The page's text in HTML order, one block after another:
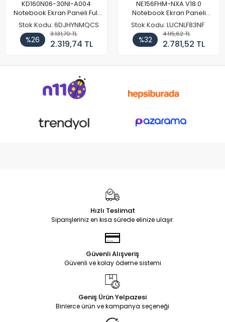
KD160N06-30NI-A004
Notebook Ekran Paneli Full
HD
Stok Kodu: 6DJHYNMQCS
%26
3.131,70 TL
2.319,74 TL
NE156FHM-NXA V18.0
Notebook Ekran Paneli
144Hz
Stok Kodu: LUCNLF83NF
%32
4.115,62 TL
2.781,52 TL
Hızlı Teslimat
Siparişleriniz en kısa sürede elinize ulaşır.
Güvenli Alışveriş
Güvenli ve kolay ödeme sistemi
Geniş Ürün Yelpazesi
Binlerce ürün ve kampanya seçeneği